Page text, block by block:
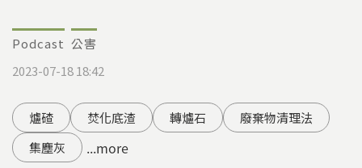
Podcast 公害
2023-07-18 18:42
爐碴 焚化底渣 轉爐石
廢棄物清理法
集塵灰
...more